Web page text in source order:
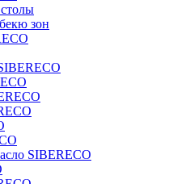
зон
SIBERECO